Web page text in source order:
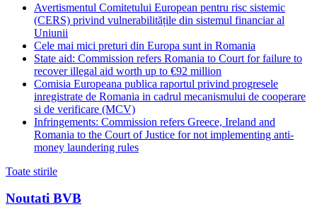
Avertismentul Comitetului European pentru risc sistemic
(CERS) privind vulnerabilitățile din sistemul financiar al
Uniunii
Cele mai mici preturi din Europa sunt in Romania
State aid: Commission refers Romania to Court for failure to
recover illegal aid worth up to €92 million
Comisia Europeana publica raportul privind progresele
inregistrate de Romania in cadrul mecanismului de cooperare
si de verificare (MCV)
Infringements: Commission refers Greece, Ireland and
Romania to the Court of Justice for not implementing anti-
money laundering rules
Toate stirile
Noutati BVB